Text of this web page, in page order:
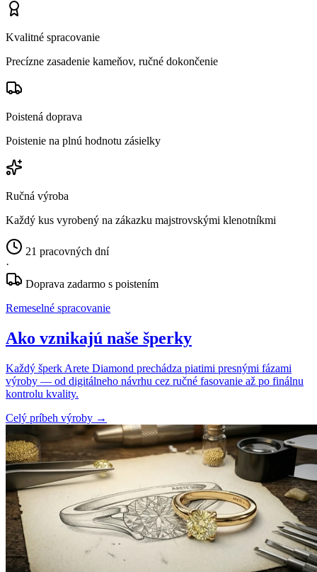
Kvalitné spracovanie
Precízne zasadenie kameňov, ručné dokončenie
Poistená doprava
Poistenie na plnú hodnotu zásielky
Ručná výroba
Každý kus vyrobený na zákazku majstrovskými klenotníkmi
21 pracovných dní
·
Doprava zadarmo s poistením
Remeselné spracovanie
Ako vznikajú naše šperky
Každý šperk Arete Diamond prechádza piatimi presnými fázami
výroby — od digitálneho návrhu cez ručné fasovanie až po finálnu
kontrolu kvality.
Celý príbeh výroby →